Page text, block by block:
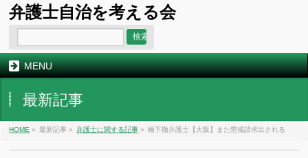
弁護士自治を考える会
MENU
最新記事
HOME » 最新記事 » 弁護士に関する記事 » 橋下徹弁護士【大阪】また懲戒請求出される